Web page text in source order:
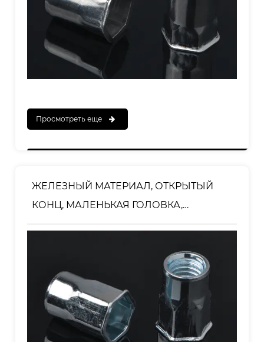
Просмотреть еще
ЖЕЛЕЗНЫЙ МАТЕРИАЛ, ОТКРЫТЫЙ
КОНЦ, МАЛЕНЬКАЯ ГОЛОВКА,